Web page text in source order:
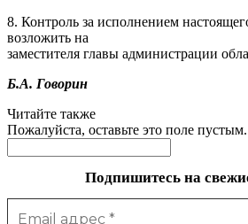
8. Контроль за исполнением
возложить на
заместителя главы администрации
Б.А. Говорин
Читайте также
Пожалуйста, оставьте это поле пустым.
Подпишитесь на